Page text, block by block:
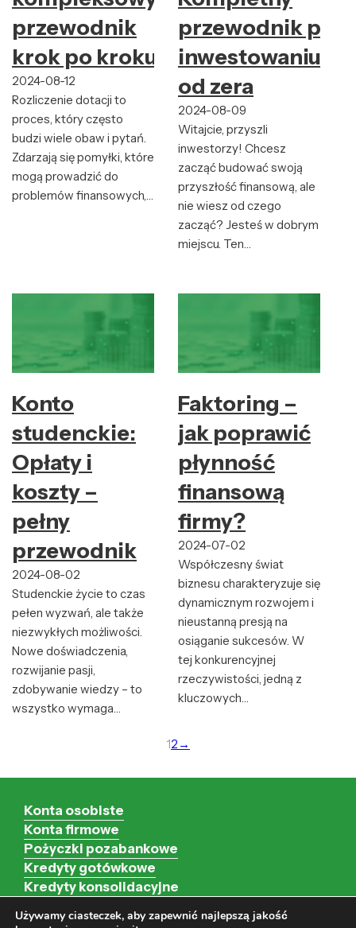
przewodnik
krok po kroku
2024-08-12
Rozliczenie dotacji to
proces, który często
budzi wiele obaw i pytań.
Zdarzają się pomyłki, które
mogą prowadzić do
problemów finansowych,…
przewodnik po
inwestowaniu
od zera
2024-08-09
Witajcie, przyszli
inwestorzy! Chcesz
zacząć budować swoją
przyszłość finansową, ale
nie wiesz od czego
zacząć? Jesteś w dobrym
miejscu. Ten…
Konto
studenckie:
Opłaty i
koszty –
pełny
przewodnik
2024-08-02
Studenckie życie to czas
pełen wyzwań, ale także
niezwykłych możliwości.
Nowe doświadczenia,
rozwijanie pasji,
zdobywanie wiedzy – to
wszystko wymaga…
Faktoring –
jak poprawić
płynność
finansową
firmy?
2024-07-02
Współczesny świat
biznesu charakteryzuje się
dynamicznym rozwojem i
nieustanną presją na
osiąganie sukcesów. W
tej konkurencyjnej
rzeczywistości, jedną z
kluczowych…
12 →
Konta osobiste
Konta firmowe
Pożyczki pozabankowe
Kredyty gotówkowe
Kredyty konsolidacyjne
Używamy ciasteczek, aby zapewnić najlepszą jakość